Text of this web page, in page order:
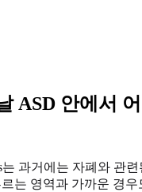
ASD 안에서
는 과거에는 자폐와
는 영역과 가까운 경